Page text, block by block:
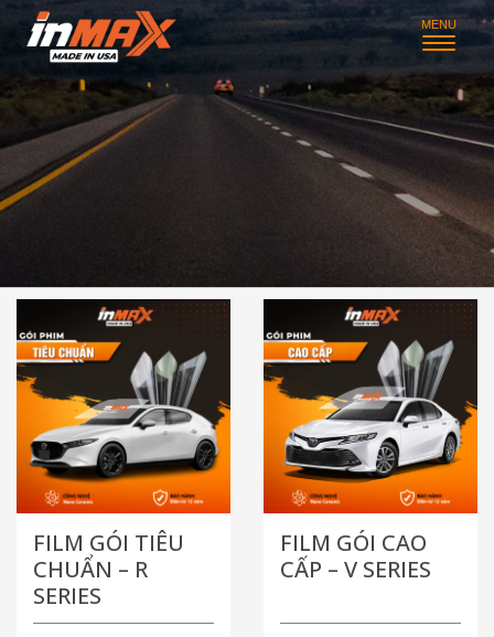
FILM GÓI TIÊU
CHUẨN – R
SERIES
FILM GÓI CAO
CẤP – V SERIES